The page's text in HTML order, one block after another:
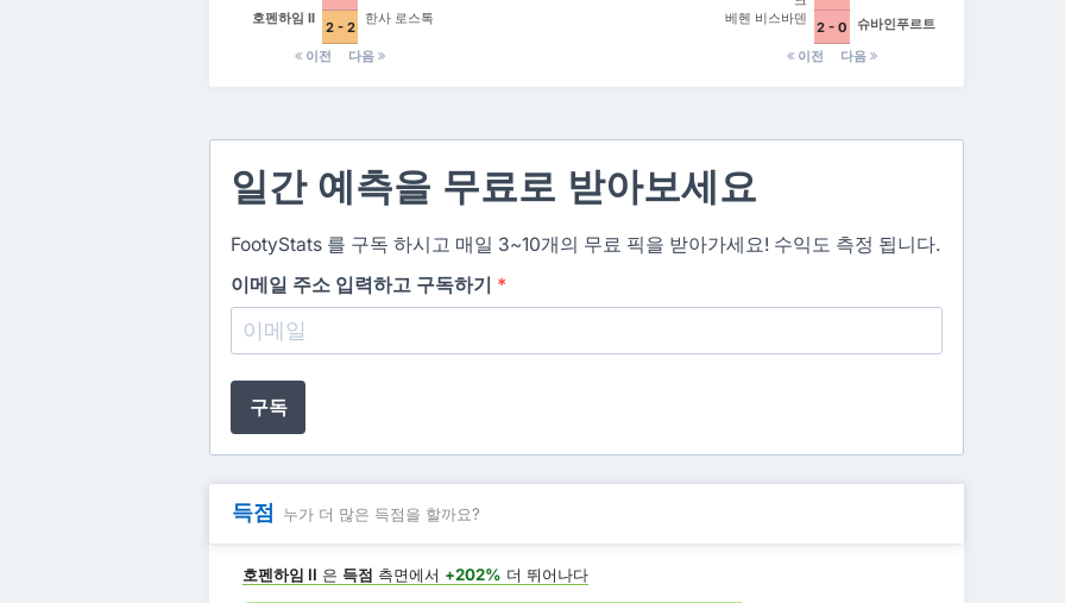
호펜하임 II
2 - 2
한사 로스톡
이전 다음
베헨 비스바덴
2 - 0
슈바인푸르트
이전
다음
일간 예측을 무료로 받아보세요
FootyStats 를 구독 하시고 매일 3~10개의 무료 픽을 받아가세요! 수익도 측정 됩니다.
이메일 주소 입력하고 구독하기 *
구독
득점 누가 더 많은 득점을 할까요?
호펜하임 II 은 득점 측면에서 +202% 더 뛰어나다